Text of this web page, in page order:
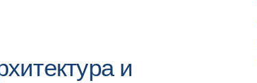
и